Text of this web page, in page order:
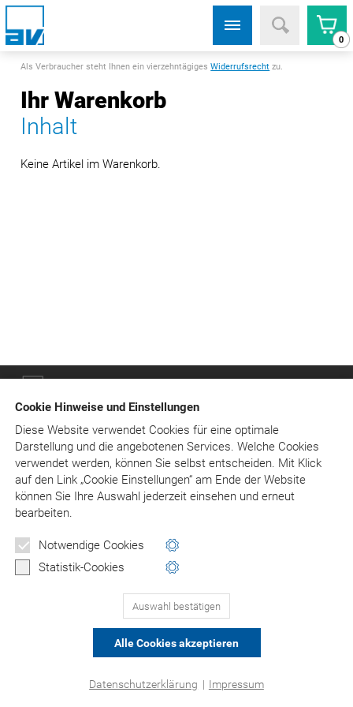
Cookie Hinweise und Einstellungen
Diese Website verwendet Cookies für eine optimale
Darstellung und die angebotenen Services. Welche Cookies
verwendet werden, können Sie selbst entscheiden. Mit Klick
aufden Link „Cookie Einstellungen“ am Ende der Website
können Sie Ihre Auswahl jederzeit einsehen und erneut
bearbeiten.
Notwendige Cookies
Statistik-Cookies
Auswahl bestätigen
Alle Cookies akzeptieren
Datenschutzerklärung | Impressum
0
Als Verbraucher steht Ihnen ein vierzehntägigesWiderrufsrecht zu.
Ihr Warenkorb
Inhalt
Keine Artikel im Warenkorb.